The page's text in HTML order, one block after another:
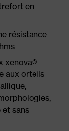
en
résistance
xenova®
aux orteils
et sans